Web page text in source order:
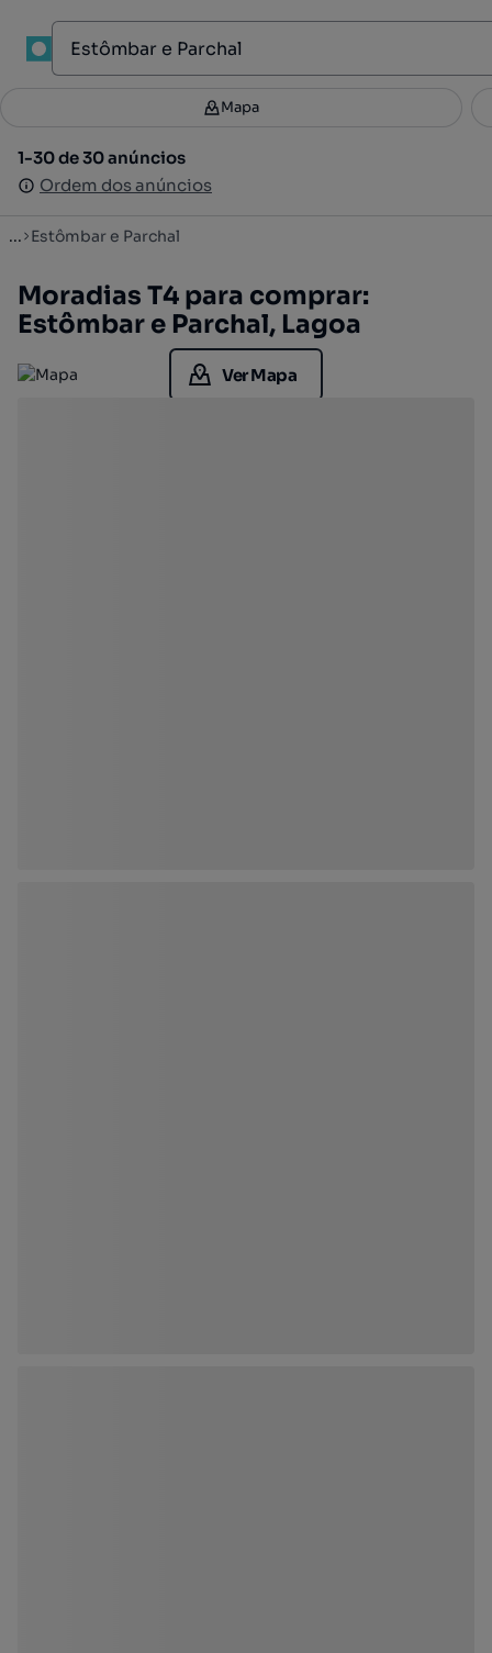
Filtros 3
1-30 de 30 anúncios
Ordem dos anúncios
Mapa
1-30 de 30 anúncios
Ordem dos anúncios
... Estômbar e Parchal
Moradias T4 para comprar:
Estômbar e Parchal, Lagoa
Ver Mapa